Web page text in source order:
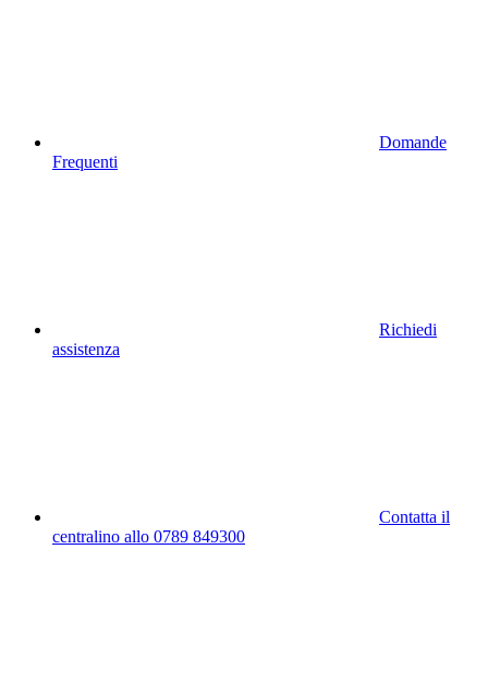
Domande
Frequenti
Richiedi
assistenza
Contatta il
centralino allo 0789 849300